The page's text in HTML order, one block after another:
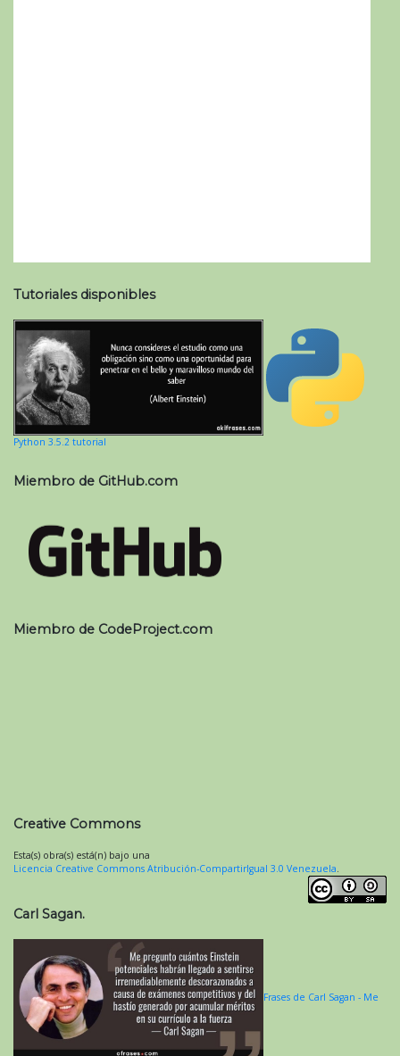
Tutoriales disponibles
Python 3.5.2 tutorial
Miembro de GitHub.com
Miembro de CodeProject.com
Creative Commons
Esta(s) obra(s) está(n) bajo una
Licencia Creative Commons Atribución-CompartirIgual 3.0 Venezuela.
Carl Sagan.
Frases de Carl Sagan - Me